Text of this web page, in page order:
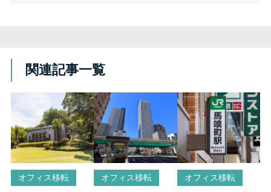
関連記事一覧
オフィス移転 オフィス移転 オフィス移転